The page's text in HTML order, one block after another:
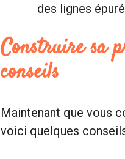
des lignes
Construire sa
conseils
Maintenant que vous
voici quelques